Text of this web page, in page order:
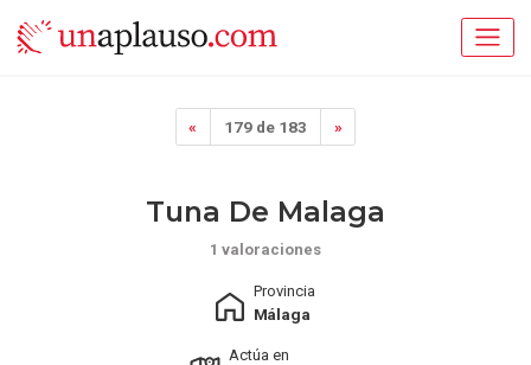
« 179 de 183 »
Tuna De Malaga
1 valoraciones
Provincia
Málaga
Actúa en